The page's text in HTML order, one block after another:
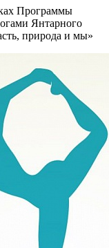
Программы
Янтарного
природа и мы»